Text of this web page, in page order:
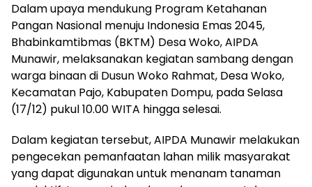
Dalam upaya mendukung Program Ketahanan
Pangan Nasional menuju Indonesia Emas 2045,
Bhabinkamtibmas (BKTM) Desa Woko, AIPDA
Munawir, melaksanakan kegiatan sambang dengan
warga binaan di Dusun Woko Rahmat, Desa Woko,
Kecamatan Pajo, Kabupaten Dompu, pada Selasa
(17/12) pukul 10.00 WITA hingga selesai.
Dalam kegiatan tersebut, AIPDA Munawir melakukan
pengecekan pemanfaatan lahan milik masyarakat
yang dapat digunakan untuk menanam tanaman